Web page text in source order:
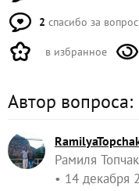
2 спасибо за вопрос
в избранное
Автор вопроса:
Рамиля
14 декабря